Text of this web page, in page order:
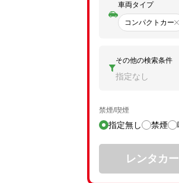
車両タイプ
コンパクトカー
その他の検索条件
指定なし
禁煙/喫煙
指定無し 禁煙
レンタカ